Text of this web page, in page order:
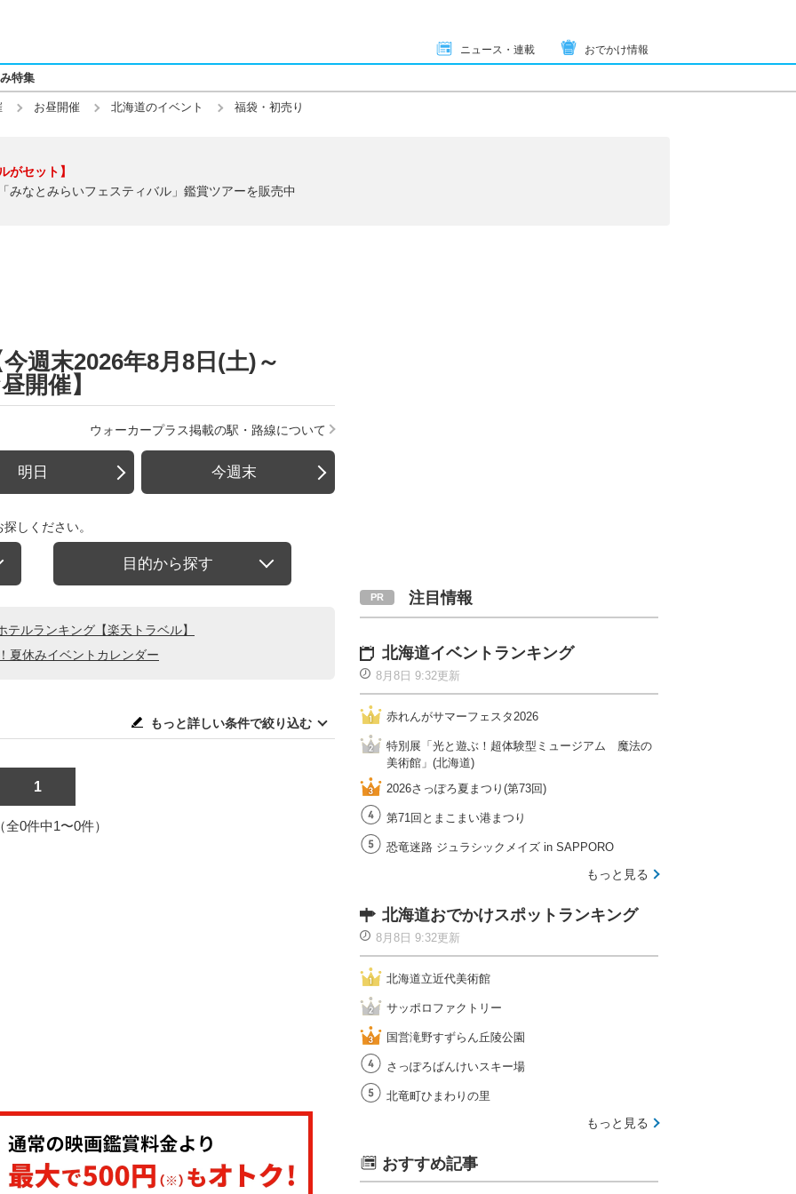
ニュース・連載 おでかけ情報
特集
お昼開催 北海道のイベント 福袋・初売り
がセット】
みなとみらいフェスティバル」鑑賞ツアーを販売中
週末2026年8月8日(土)～
開催】
ウォーカープラス掲載の駅・路線について
明日 今週末
しください。
目的から探す
ルランキング【楽天トラベル】
夏休みイベントカレンダー
もっと詳しい条件で絞り込む
1
全0件中1〜0件）
注目情報
北海道イベントランキング
8月8日 9:32更新
赤れんがサマーフェスタ2026
特別展「光と遊ぶ！超体験型ミュージアム 魔法の
美術館」(北海道)
2026さっぽろ夏まつり(第73回)
第71回とまこまい港まつり
恐竜迷路 ジュラシックメイズ in SAPPORO
もっと見る
北海道おでかけスポットランキング
8月8日 9:32更新
北海道立近代美術館
サッポロファクトリー
国営滝野すずらん丘陵公園
さっぽろばんけいスキー場
北竜町ひまわりの里
もっと見る
おすすめ記事